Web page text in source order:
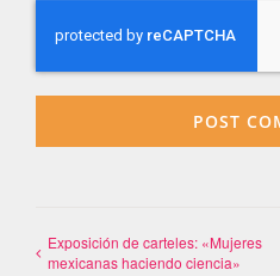
Exposición de carteles: «Mujeres
mexicanas haciendo ciencia»